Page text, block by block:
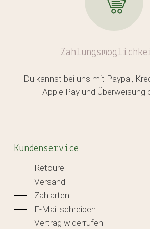
Du kannst bei uns mit Paypal,
Apple Pay und Überweisung
Kundenservice
Retoure
Versand
Zahlarten
E-Mail schreiben
Vertrag widerrufen